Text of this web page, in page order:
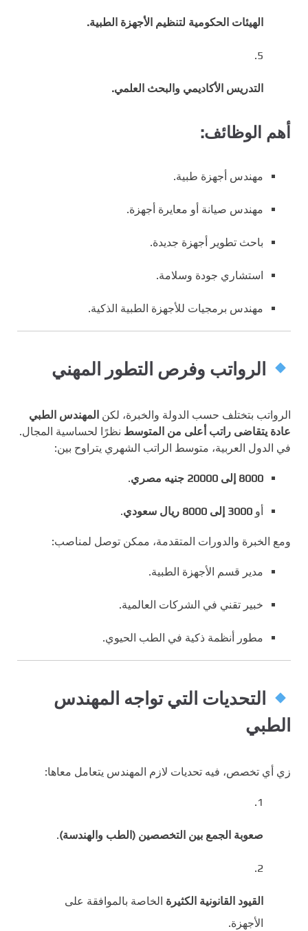
الهيئات الحكومية لتنظيم الأجهزة الطبية.
التدريس الأكاديمي والبحث العلمي.
أهم الوظائف:
مهندس أجهزة طبية.
مهندس صيانة أو معايرة أجهزة.
باحث تطوير أجهزة جديدة.
استشاري جودة وسلامة.
مهندس برمجيات للأجهزة الطبية الذكية.
الرواتب وفرص التطور المهني
الرواتب بتختلف حسب الدولة والخبرة، لكن المهندس الطبي
عادة يتقاضى راتب أعلى من المتوسط نظرًا لحساسية المجال.
في الدول العربية، متوسط الراتب الشهري يتراوح بين:
8000 إلى 20000 جنيه مصري .
أو 3000 إلى 8000 ريال سعودي .
ومع الخبرة والدورات المتقدمة، ممكن توصل لمناصب:
مدير قسم الأجهزة الطبية.
خبير تقني في الشركات العالمية.
مطور أنظمة ذكية في الطب الحيوي.
التحديات التي تواجه المهندس
الطبي
زي أي تخصص، فيه تحديات لازم المهندس يتعامل معاها:
صعوبة الجمع بين التخصصين (الطب والهندسة).
القيود القانونية الكثيرة الخاصة بالموافقة على
الأجهزة.